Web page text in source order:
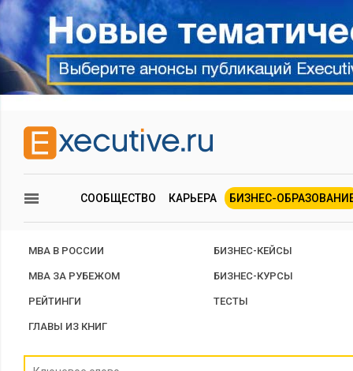
СООБЩЕСТВО КАРЬЕРА БИЗНЕС-
MBA В РОССИИ
MBA ЗА РУБЕЖОМ
РЕЙТИНГИ
ГЛАВЫ ИЗ КНИГ
БИЗНЕС-КЕЙСЫ
БИЗНЕС-КУРСЫ
ТЕСТЫ